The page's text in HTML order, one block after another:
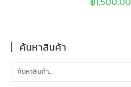
ค้นหาสินค้า